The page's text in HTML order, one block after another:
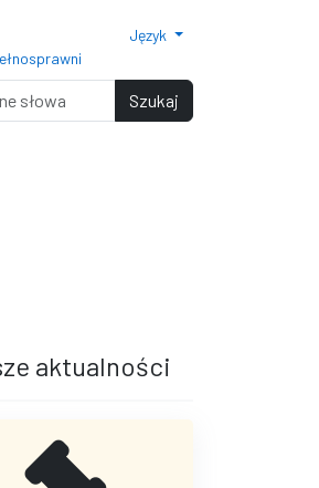
Język
Szukaj
aktualności